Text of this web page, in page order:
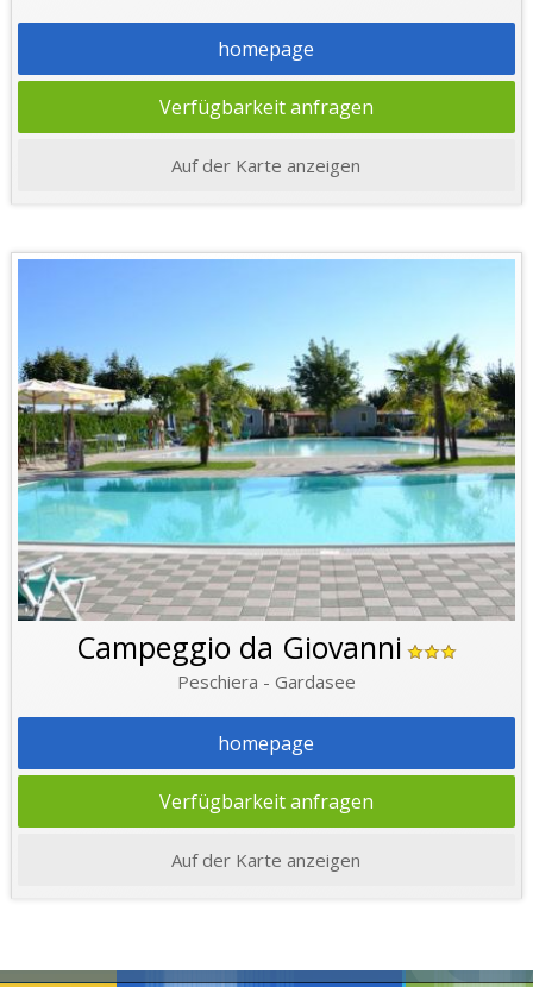
homepage
Verfügbarkeit anfragen
Auf der Karte anzeigen
Campeggio da Giovanni
Peschiera - Gardasee
homepage
Verfügbarkeit anfragen
Auf der Karte anzeigen